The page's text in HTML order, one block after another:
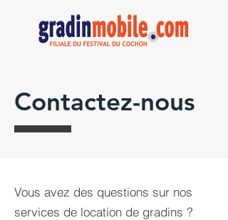
Contactez-nous
Vous avez des questions sur nos
services de location de gradins ?